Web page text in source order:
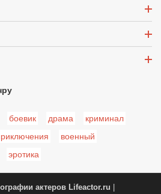
боевик драма
криминал
военный
эротика
актеров Lifeactor.ru